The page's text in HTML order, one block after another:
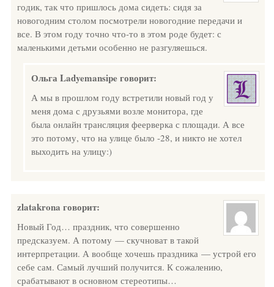
годик, так что пришлось дома сидеть: сидя за
новогодним столом посмотрели новогодние передачи и
все. В этом году точно что-то в этом роде будет: с
маленькими детьми особенно не разгуляешься.
Ольга Ladyemansipe говорит:
А мы в прошлом году встретили новый год у
меня дома с друзьями возле монитора, где
была онлайн трансляция феерверка с площади. А все
это потому, что на улице было -28, и никто не хотел
выходить на улицу:)
zlatakrona говорит:
Новый Год… праздник, что совершенно
предсказуем. А потому — скучноват в такой
интерпретации. А вообще хочешь праздника — устрой его
себе сам. Самый лучший получится. К сожалению,
срабатывают в основном стереотипы…